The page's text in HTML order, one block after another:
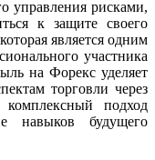
управления рисками,
к защите своего
является одним
участника
на Форекс уделяет
торговли через
подход
навыков будущего